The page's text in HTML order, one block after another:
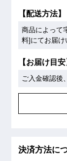
【配送方法】
商品によって
料]にてお届け
【お届け目安
ご入金確認後
決済方法に